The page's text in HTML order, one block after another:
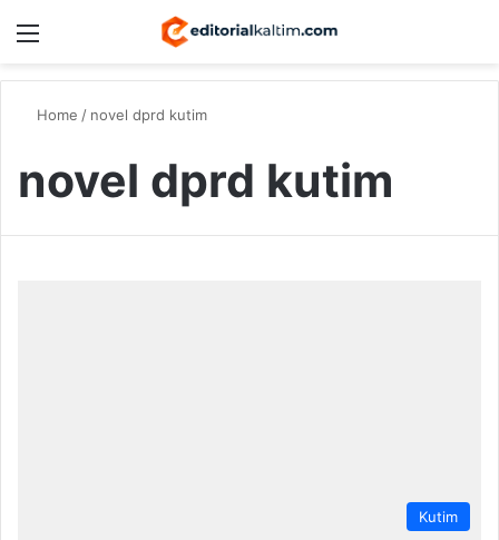
Home / novel dprd kutim
novel dprd kutim
Kutim